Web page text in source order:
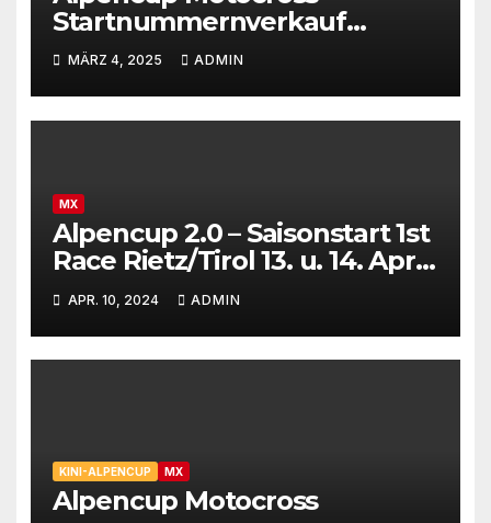
Startnummernverkauf
gestartet
MÄRZ 4, 2025 ADMIN
MX
Alpencup 2.0 – Saisonstart 1st
Race Rietz/Tirol 13. u. 14. April
2024
APR. 10, 2024 ADMIN
KINI-ALPENCUP MX
Alpencup Motocross